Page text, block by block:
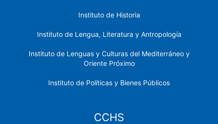
Instituto de Historia
Instituto de Lengua, Literatura y Antropología
Instituto de Lenguas y Culturas del Mediterráneo y
Oriente Próximo
Instituto de Políticas y Bienes Públicos
CCHS